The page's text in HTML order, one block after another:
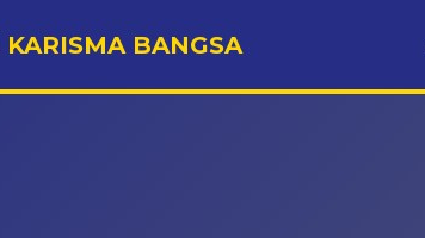
KARISMA BANGSA